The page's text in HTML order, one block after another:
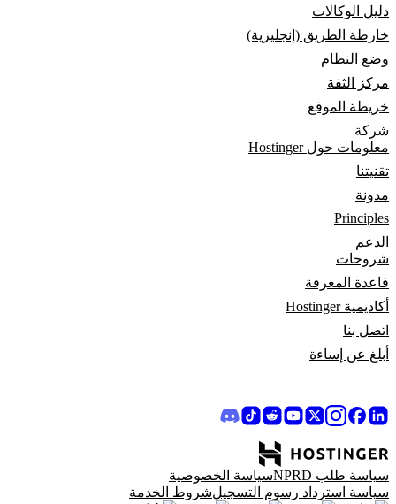
دليل الوكالات
خارطة الطريق (إنجليزية)
وضع النظام
مركز الثقة
خريطة الموقع
شركة
معلومات حول Hostinger
تقنيتنا
مدونة
Principles
الدعم
شروحات
قاعدة المعرفة
أكاديمية Hostinger
اتصل بنا
أبلغ عن إساءة
سياسة طلب NPRD
سياسة الخصوصية
سياسة استرداد رسوم التسجيلشروط الخدمة